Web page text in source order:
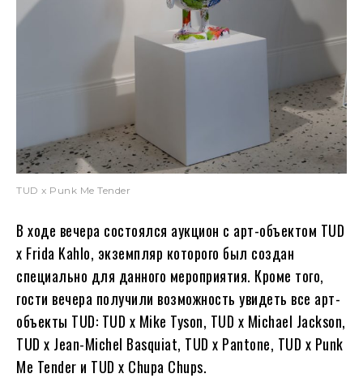
TUD x Punk Me Tender
В ходе вечера состоялся аукцион с арт-объектом TUD
x Frida Kahlo, экземпляр которого был создан
специально для данного мероприятия. Кроме того,
гости вечера получили возможность увидеть все арт-
объекты TUD: TUD x Mike Tyson, TUD x Michael Jackson,
TUD x Jean-Michel Basquiat, TUD x Pantone, TUD x Punk
Me Tender и TUD x Chupa Chups.